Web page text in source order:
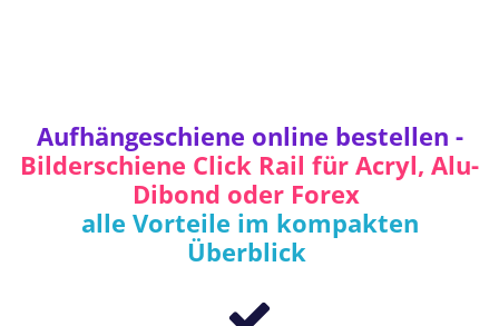
Aufhängeschiene online bestellen -
Bilderschiene Click Rail für Acryl, Alu-
Dibond oder Forex
alle Vorteile im kompakten
Überblick